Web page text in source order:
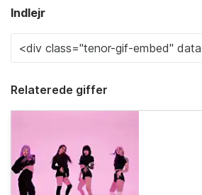
Indlejr
Relaterede giffer